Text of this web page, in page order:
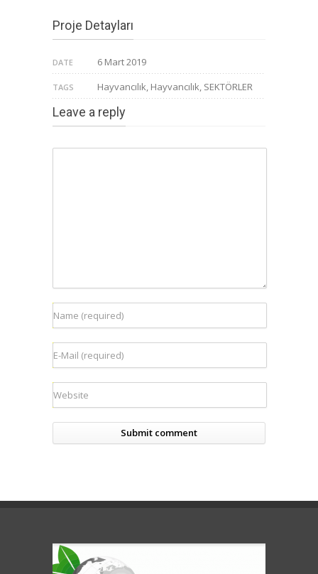
Proje Detayları
DATE 6 Mart 2019
TAGS Hayvancılık, Hayvancılık, SEKTÖRLER
Leave a reply